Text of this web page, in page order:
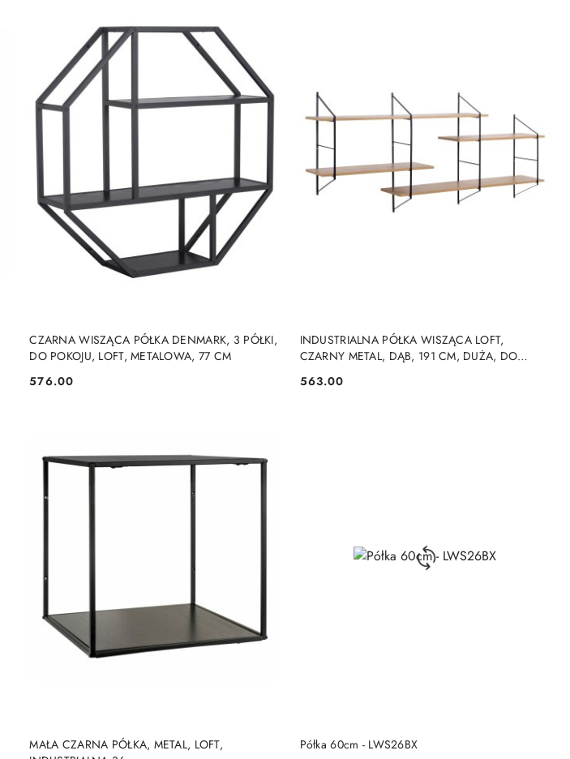
CZARNA WISZĄCA PÓŁKA DENMARK, 3 PÓŁKI,
DO POKOJU, LOFT, METALOWA, 77 CM
Cena:
576.00
DO KOSZYKA
INDUSTRIALNA PÓŁKA WISZĄCA LOFT,
CZARNY METAL, DĄB, 191 CM, DUŻA, DO
Cena:
563.00
DO KOSZYKA
MAŁA CZARNA PÓŁKA, METAL, LOFT,
DO KOSZYKA Półka 60cm - LWS26BXDO KOSZYKA